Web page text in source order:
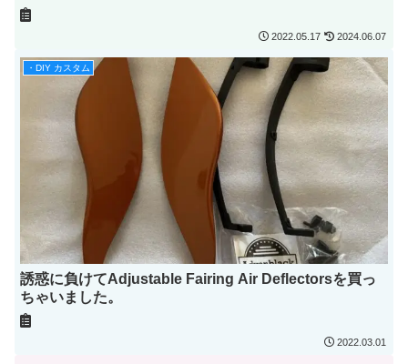
2022.05.17 2024.06.07
・DIY カスタム
誘惑に負けてAdjustable Fairing Air Deflectorsを買っ
ちゃいました。
2022.03.01